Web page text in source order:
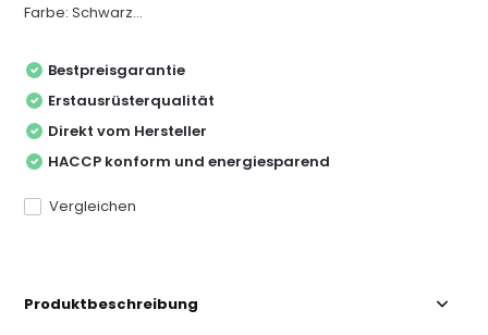
Farbe: Schwarz...
Bestpreisgarantie
Erstausrüsterqualität
Direkt vom Hersteller
HACCP konform und energiesparend
Vergleichen
Produktbeschreibung